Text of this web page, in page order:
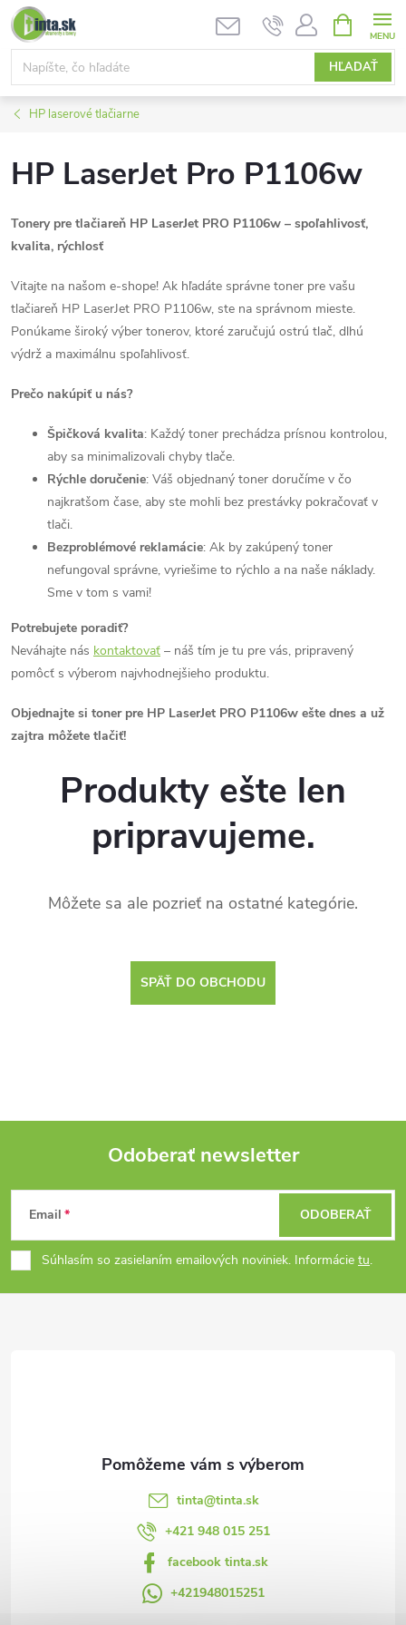
Prejsť
na
obsah
HĽADAŤ
KOŠÍK
HP laserové tlačiarne
HP LaserJet Pro P1106w
Tonery pre tlačiareň HP LaserJet PRO P1106w – spoľahlivosť,
kvalita, rýchlosť
Vitajte na našom e-shope! Ak hľadáte správne toner pre vašu
tlačiareň HP LaserJet PRO P1106w, ste na správnom mieste.
Ponúkame široký výber tonerov, ktoré zaručujú ostrú tlač, dlhú
výdrž a maximálnu spoľahlivosť.
Prečo nakúpiť u nás?
Špičková kvalita: Každý toner prechádza prísnou kontrolou,
aby sa minimalizovali chyby tlače.
Rýchle doručenie: Váš objednaný toner doručíme v čo
najkratšom čase, aby ste mohli bez prestávky pokračovať v
tlači.
Bezproblémové reklamácie: Ak by zakúpený toner
nefungoval správne, vyriešime to rýchlo a na naše náklady.
Sme v tom s vami!
Potrebujete poradiť?
Neváhajte nás kontaktovať – náš tím je tu pre vás, pripravený
pomôcť s výberom najvhodnejšieho produktu.
Objednajte si toner pre HP LaserJet PRO P1106w ešte dnes a už
zajtra môžete tlačiť!
Produkty ešte len
pripravujeme.
Môžete sa ale pozrieť na ostatné kategórie.
SPÄŤ DO OBCHODU
Z
á
p
Odoberať newsletter
Email
Súhlasím so zasielaním emailových noviniek. Informácie tu.
ODOBERAŤ
tinta@tinta.sk
+421 948 015 251
facebook tinta.sk
+421948015251